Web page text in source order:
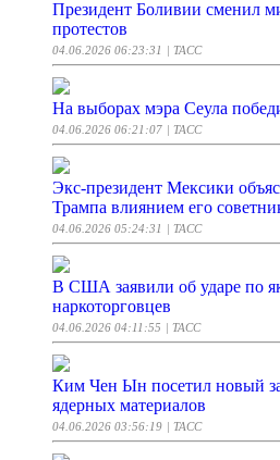
Президент Боливии сменил
протестов
04.06.2026 06:23:31 | ТАСС
На выборах мэра Сеула
04.06.2026 06:21:07 | ТАСС
Экс-президент Мексики
Трампа влиянием его
04.06.2026 05:24:31 | ТАСС
В США заявили об ударе по
наркоторговцев
04.06.2026 04:11:55 | ТАСС
Ким Чен Ын посетил новый
ядерных материалов
04.06.2026 03:56:19 | ТАСС